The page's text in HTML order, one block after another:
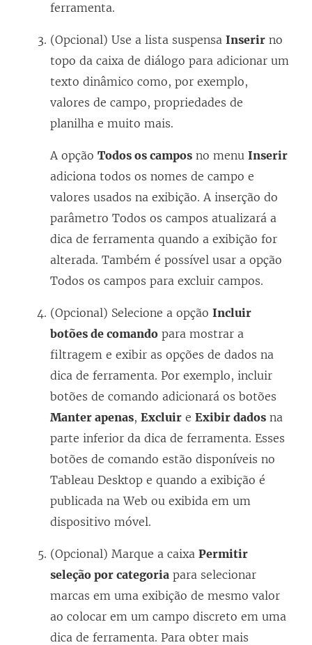
ferramenta.
(Opcional) Use a lista suspensa Inserir no
topo da caixa de diálogo para adicionar um
texto dinâmico como, por exemplo,
valores de campo, propriedades de
planilha e muito mais.
A opção Todos os campos no menu Inserir
adiciona todos os nomes de campo e
valores usados na exibição. A inserção do
parâmetro Todos os campos atualizará a
dica de ferramenta quando a exibição for
alterada. Também é possível usar a opção
Todos os campos para excluir campos.
(Opcional) Selecione a opção Incluir
botões de comando para mostrar a
filtragem e exibir as opções de dados na
dica de ferramenta. Por exemplo, incluir
botões de comando adicionará os botões
Manter apenas, Excluir e Exibir dados na
parte inferior da dica de ferramenta. Esses
botões de comando estão disponíveis no
Tableau Desktop e quando a exibição é
publicada na Web ou exibida em um
dispositivo móvel.
(Opcional) Marque a caixa Permitir
seleção por categoria para selecionar
marcas em uma exibição de mesmo valor
ao colocar em um campo discreto em uma
dica de ferramenta. Para obter mais